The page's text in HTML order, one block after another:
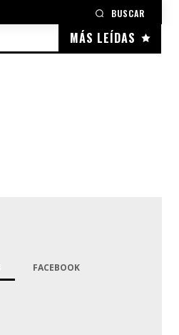
BUSCAR
MÁS LEÍDAS
FACEBOOK